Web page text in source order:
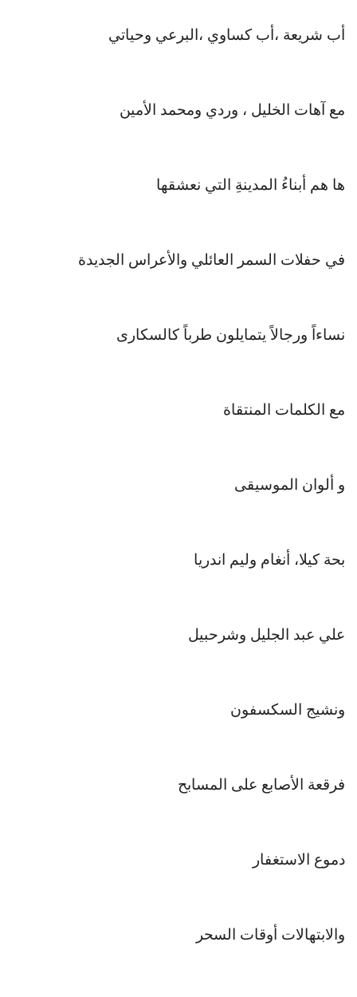
أب شريعة ،أب كساوي ،البرعي وحياتي
مع آهات الخليل ، وردي ومحمد الأمين
ها هم أبناءُ المدينةِ التي نعشقها
في حفلات السمر العائلي والأعراس الجديدة
نساءاً ورجالاً يتمايلون طرباً كالسكارى
مع الكلمات المنتقاة
و ألوان الموسيقى
بحة كيلا، أنغام وليم اندريا
علي عبد الجليل وشرحبيل
ونشيج السكسفون
فرقعة الأصابع على المسابح
دموع الاستغفار
والابتهالات أوقات السحر